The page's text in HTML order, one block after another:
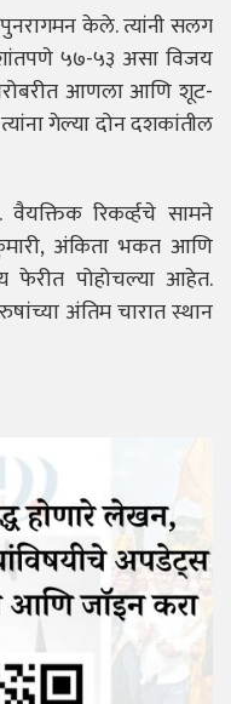
केले. त्यांनी सलग
५७-५३ असा विजय
आणला आणि शूट-
गेल्या दोन दशकांतील
रिकर्व्हचे सामने
अंकिता भकत आणि
फेरीत पोहोचल्या आहेत.
अंतिम चारात स्थान